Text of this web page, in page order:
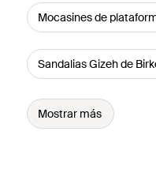
Mocasines de
Sandalias Gizeh de
Mostrar más